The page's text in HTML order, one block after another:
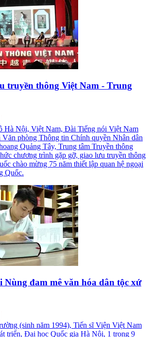
truyền thông Việt Nam - Trung
Hà Nội, Việt Nam, Đài Tiếng nói Việt Nam
phòng Thông tin Chính quyền Nhân dân
Quảng Tây, Trung tâm Truyền thông
chương trình gặp gỡ, giao lưu truyền thông
chào mừng 75 năm thiết lập quan hệ ngoại
Quốc.
Nùng đam mê văn hóa dân tộc xứ
(sinh năm 1994), Tiến sĩ Viện Việt Nam
triển, Đại học Quốc gia Hà Nội, 1 trong 9